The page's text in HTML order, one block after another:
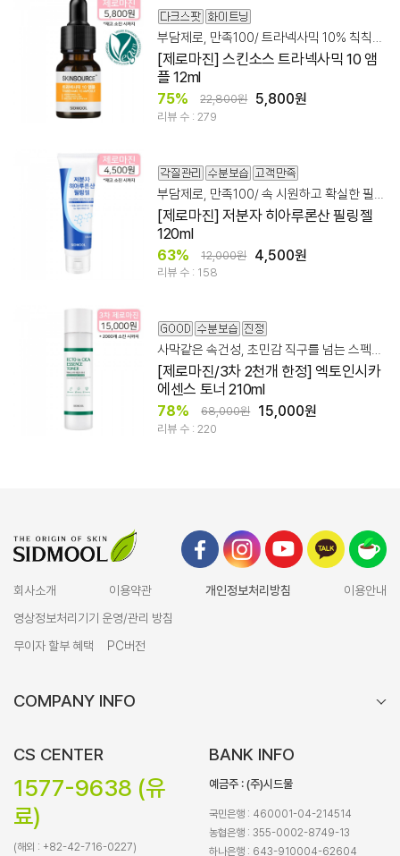
부담제로, 만족100/ 트라넥사믹 10% 칙칙한피부, 다크스팟, 에이지스팟
[제로마진] 스킨소스 트라넥사믹 10 앰
플 12ml
75% 22,800원 5,800원
리뷰 수 : 279
[제로마진] 저분자 히아루론산 필링젤
120ml
63% 12,000원 4,500원
리뷰 수 : 158
사막같은 속건성, 초민감 직구를 넘는 스펙&가성비!
[제로마진/3차 2천개 한정] 엑토인시카
에센스 토너 210ml
78% 68,000원 15,000원
리뷰 수 : 220
회사소개 이용약관 개인정보처리방침
이용안내
영상정보처리기기 운영/관리 방침
무이자 할부 혜택
PC버전
COMPANY INFO
CS CENTER
1577-9638 (유
료)
(해외 : +82-42-716-0227)
BANK INFO
예금주 : (주)시드물
국민은행 : 460001-04-214514
농협은행 : 355-0002-8749-13
하나은행 : 643-910004-62604